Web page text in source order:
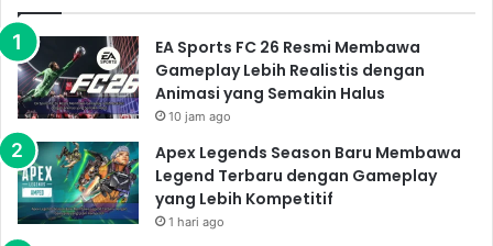
EA Sports FC 26 Resmi Membawa
Gameplay Lebih Realistis dengan
Animasi yang Semakin Halus
10 jam ago
Apex Legends Season Baru Membawa
Legend Terbaru dengan Gameplay
yang Lebih Kompetitif
1 hari ago